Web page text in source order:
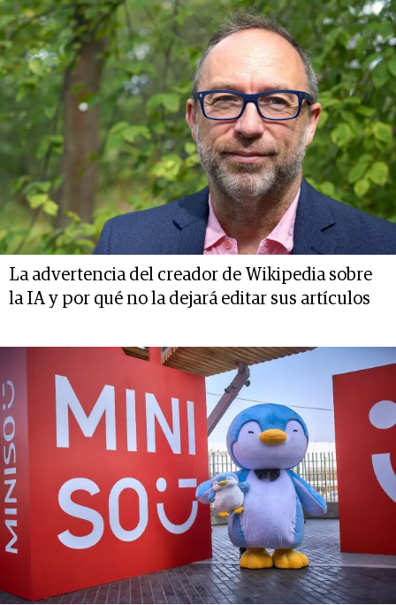
La advertencia del creador de Wikipedia sobre
la IA y por qué no la dejará editar sus artículos